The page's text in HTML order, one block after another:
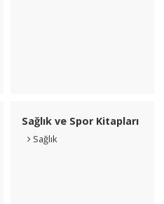
Sağlık ve Spor Kitapları
Sağlık